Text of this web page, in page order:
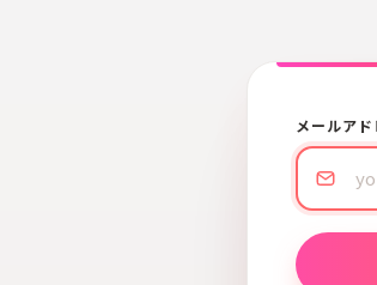
メールア